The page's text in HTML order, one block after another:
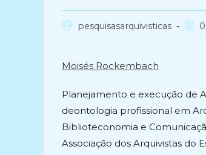
Autorpesquisasarquivisticas
Post
Moisés Rockembach
Planejamento e execução de
deontologia profissional em
Biblioteconomia e
Associação dos Arquivistas do